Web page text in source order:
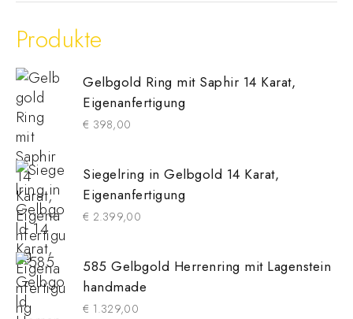
Produkte
Gelbgold Ring mit Saphir 14 Karat,
Eigenanfertigung
€ 398,00
Siegelring in Gelbgold 14 Karat,
Eigenanfertigung
€ 2.399,00
585 Gelbgold Herrenring mit Lagenstein
handmade
€ 1.329,00